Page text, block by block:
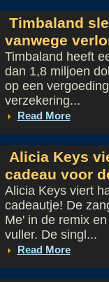
Timbaland
vanwege
Timbaland heeft
dan 1,8 miljoen
op een
verzekering...
Read More
Alicia Keys
cadeau voor
Alicia Keys viert
cadeautje! De
Me' in de remix
vuller. De singl...
Read More